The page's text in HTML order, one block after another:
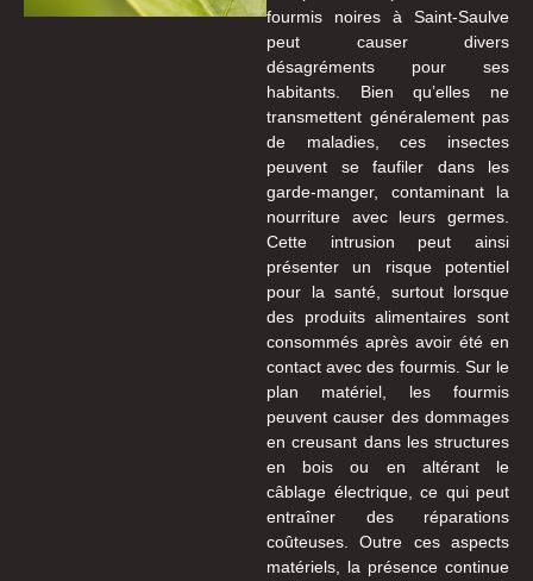
fourmis noires à Saint-Saulve
peut causer divers
désagréments pour ses
habitants. Bien qu’elles ne
transmettent généralement pas
de maladies, ces insectes
peuvent se faufiler dans les
garde-manger, contaminant la
nourriture avec leurs germes.
Cette intrusion peut ainsi
présenter un risque potentiel
pour la santé, surtout lorsque
des produits alimentaires sont
consommés après avoir été en
contact avec des fourmis. Sur le
plan matériel, les fourmis
peuvent causer des dommages
en creusant dans les structures
en bois ou en altérant le
câblage électrique, ce qui peut
entraîner des réparations
coûteuses. Outre ces aspects
matériels, la présence continue